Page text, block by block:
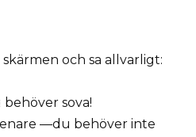
och sa allvarligt:
sova!
—du behöver inte